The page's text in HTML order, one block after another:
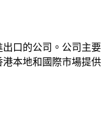
口的公司。公司主要
本地和國際市場提供